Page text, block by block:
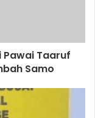
Pawai Taaruf
Samo